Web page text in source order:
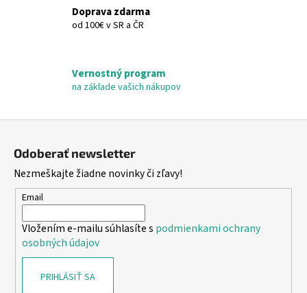
ý
p
s
Doprava zdarma
od 100€ v SR a ČR
Vernostný program
na základe vašich nákupov
Odoberať newsletter
Nezmeškajte žiadne novinky či zľavy!
Email
Vložením e-mailu súhlasíte s podmienkami ochrany
osobných údajov
PRIHLÁSIŤ SA